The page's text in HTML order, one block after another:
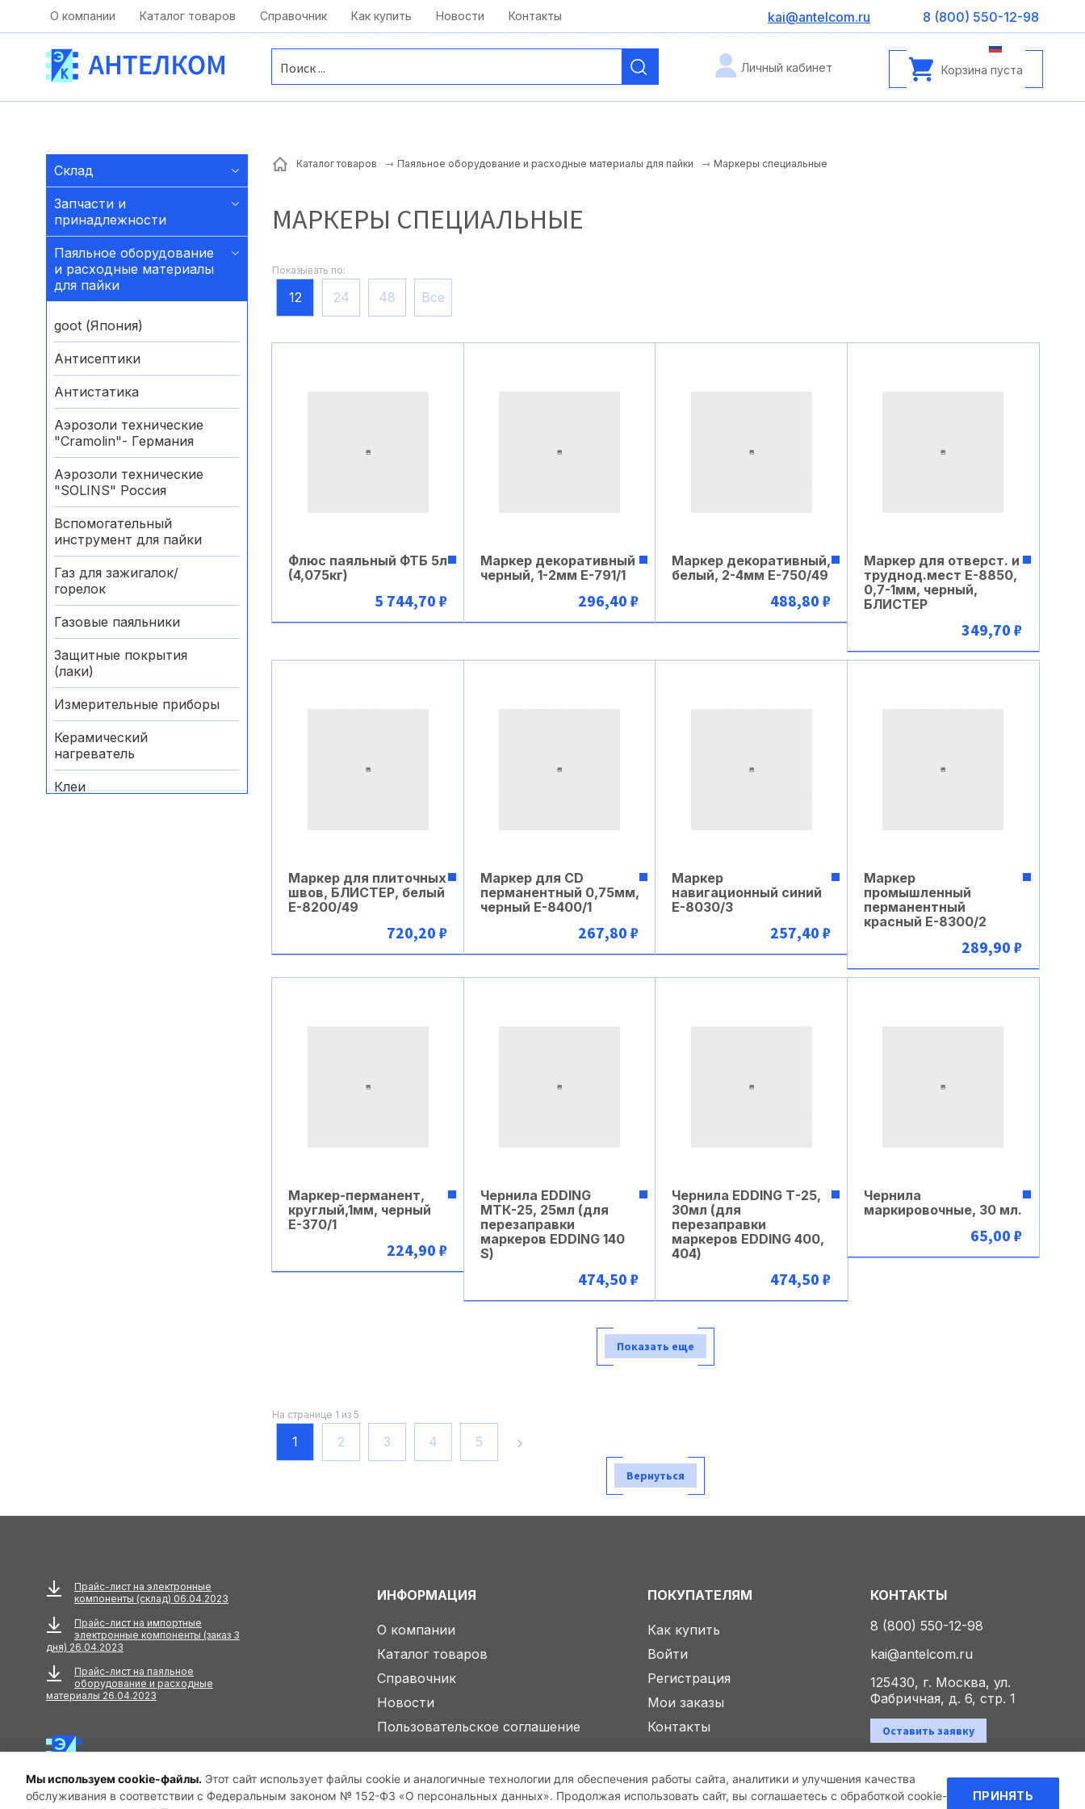
kai@antelcom.ru
Москва, ул. Московская, д.1 офис 1 c 08:00 до 20:00
О компании Каталог товаров Справочник Как купить Новости Контакты 8 (800) 550-12-98
kai@antelcom.ru
Корзина пуста
Личный кабинет
Мы используем cookie-файлы. Этот сайт использует файлы cookie и аналогичные технологии для обеспечения работы сайта, аналитики и улучшения качества
обслуживания в соответствии с Федеральным законом № 152-ФЗ «О персональных данных». Продолжая использовать сайт, вы соглашаетесь с обработкой cookie-
ПРИНЯТЬ
Склад
Запчасти и
принадлежности
Паяльное оборудование
и расходные материалы
для пайки
goot (Япония)
Антисептики
Антистатика
Аэрозоли технические
"Cramolin"- Германия
Аэрозоли технические
"SOLINS" Россия
Вспомогательный
инструмент для пайки
Газ для зажигалок/
горелок
Газовые паяльники
Защитные покрытия
(лаки)
Измерительные приборы
Керамический
нагреватель
Клеи
Смазки, масла, пасты
Термоинтерфейсы
Термоклеевые пистолеты
Химия "goot"
Каталог товаров Паяльное оборудование и расходные материалы для пайки Маркеры специальные
МАРКЕРЫ СПЕЦИАЛЬНЫЕ
Показывать по:
12 24 48 Все
Флюс паяльный ФТБ 5л
(4,075кг)
5 744,70 ₽
Маркер декоративный
черный, 1-2мм Е-791/1
296,40 ₽
Маркер декоративный,
белый, 2-4мм Е-750/49
488,80 ₽
В корзину
Маркер для отверст. и
труднод.мест Е-8850,
0,7-1мм, черный,
БЛИСТЕР
349,70 ₽
Маркер для плиточных
швов, БЛИСТЕР, белый
Е-8200/49
720,20 ₽
Маркер для СD
перманентный 0,75мм,
черный Е-8400/1
267,80 ₽
Маркер
навигационный синий
Е-8030/3
257,40 ₽
В корзину
Маркер
промышленный
перманентный
красный Е-8300/2
289,90 ₽
Маркер-перманент,
круглый,1мм, черный
Е-370/1
224,90 ₽
Чернила EDDING
МТК-25, 25мл (для
перезаправки
маркеров EDDING 140
S)
474,50 ₽
Чернила EDDING Т-25,
30мл (для
перезаправки
маркеров EDDING 400,
404)
474,50 ₽
Чернила
маркировочные, 30 мл.
65,00 ₽
Показать еще
На странице 1 из 5
1 2 3 4 5
Вернуться
Прайс-лист на электронные
компоненты (склад) 06.04.2023
Прайс-лист на импортные
электронные компоненты (заказ 3
дня) 26.04.2023
Прайс-лист на паяльное
оборудование и расходные
материалы 26.04.2023
ИНФОРМАЦИЯ
О компании
Каталог товаров
Справочник
Новости
Пользовательское соглашение
ПОКУПАТЕЛЯМ
Как купить
Войти
Регистрация
Мои заказы
Контакты
КОНТАКТЫ
8 (800) 550-12-98
kai@antelcom.ru
125430, г. Москва, ул.
Фабричная, д. 6, стр. 1
Оставить заявку
© 2025 ООО «Антелком». Все права защищены.
Политика конфиденциальности